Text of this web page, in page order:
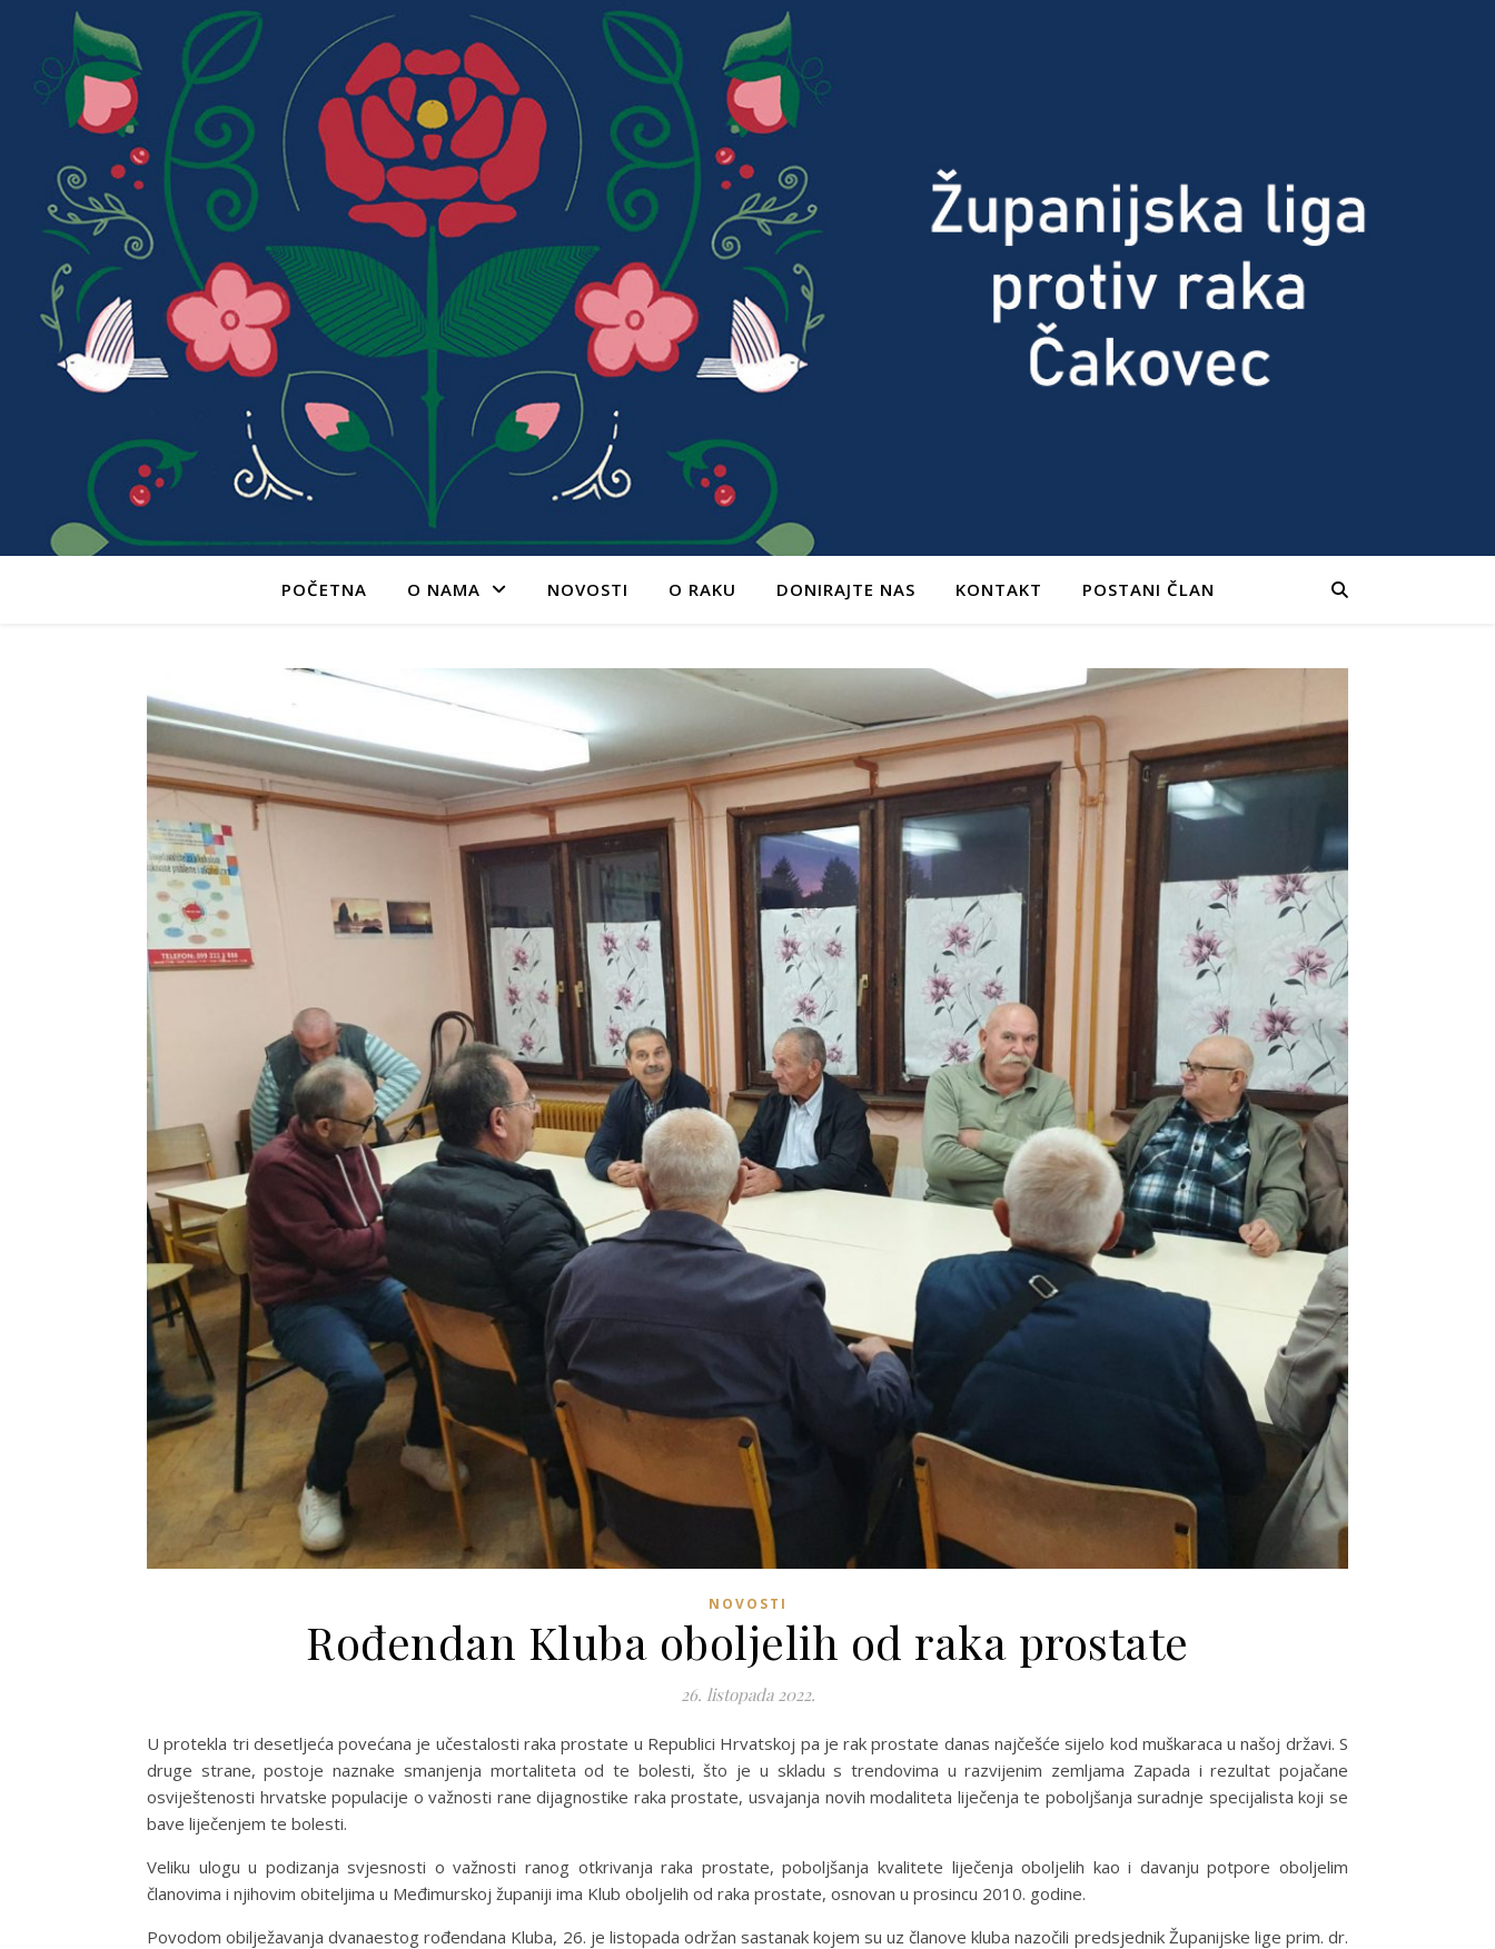
POČETNA O NAMA NOVOSTI O RAKU DONIRAJTE NAS KONTAKT POSTANI ČLAN
NOVOSTI
Rođendan Kluba oboljelih od raka prostate
26. listopada 2022.
U protekla tri desetljeća povećana je učestalosti raka prostate u Republici Hrvatskoj pa je rak prostate danas najčešće sijelo kod muškaraca u našoj državi. S
druge strane, postoje naznake smanjenja mortaliteta od te bolesti, što je u skladu s trendovima u razvijenim zemljama Zapada i rezultat pojačane
osviještenosti hrvatske populacije o važnosti rane dijagnostike raka prostate, usvajanja novih modaliteta liječenja te poboljšanja suradnje specijalista koji se
bave liječenjem te bolesti.
Veliku ulogu u podizanja svjesnosti o važnosti ranog otkrivanja raka prostate, poboljšanja kvalitete liječenja oboljelih kao i davanju potpore oboljelim
članovima i njihovim obiteljima u Međimurskoj županiji ima Klub oboljelih od raka prostate, osnovan u prosincu 2010. godine.
Povodom obilježavanja dvanaestog rođendana Kluba, 26. je listopada održan sastanak kojem su uz članove kluba nazočili predsjednik Županijske lige prim. dr.